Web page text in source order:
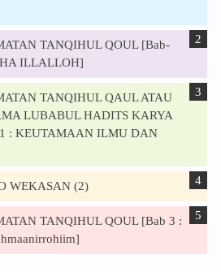
TANQIHUL QOUL [Bab-
ILLALLOH]
TANQIHUL QAUL ATAU
LUBABUL HADITS KARYA
: KEUTAMAAN ILMU DAN
WEKASAN (2)
TANQIHUL QOUL [Bab 3 :